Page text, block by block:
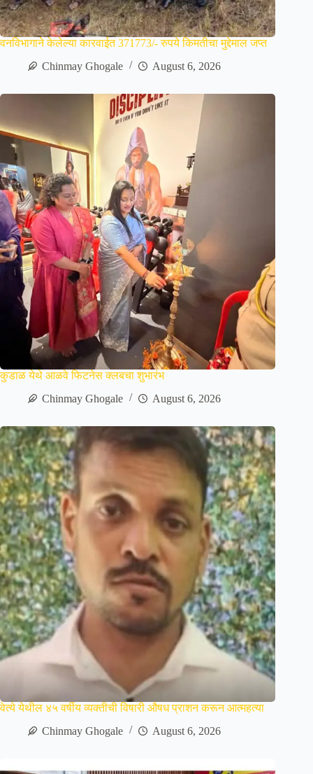
वनविभागाने केलेल्या कारवाईत 371773/- रुपये किमतीचा मुद्देमाल जप्त
Chinmay Ghogale
August 6, 2026
कुडाळ येथे आळवे फिटनेस क्लबचा शुभारंभ
Chinmay Ghogale
August 6, 2026
वेत्ये येथील ४५ वर्षीय व्यक्तीची विषारी औषध प्राशन करून आत्महत्या
Chinmay Ghogale
August 6, 2026